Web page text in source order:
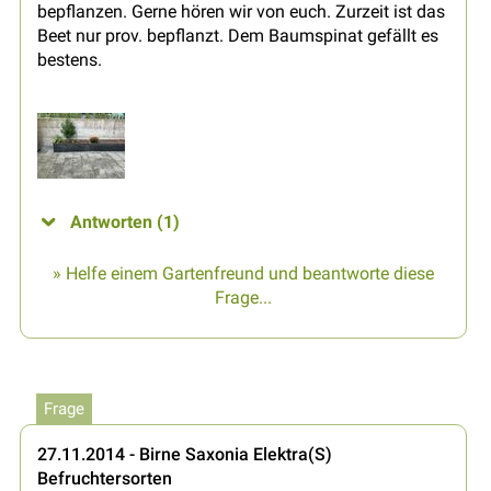
bepflanzen. Gerne hören wir von euch. Zurzeit ist das
Beet nur prov. bepflanzt. Dem Baumspinat gefällt es
bestens.
Antworten (1)
» Helfe einem Gartenfreund und beantworte diese
Frage...
Frage
27.11.2014 - Birne Saxonia Elektra(S)
Befruchtersorten